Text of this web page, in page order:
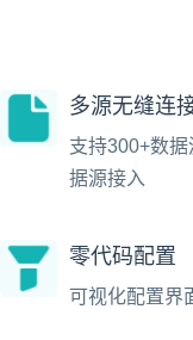
多源无缝连
支持300+数
据源接入
零代码配置
可视化配置界